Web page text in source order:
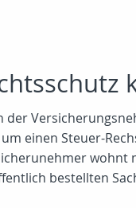
der
einen Steuer-
bestellten